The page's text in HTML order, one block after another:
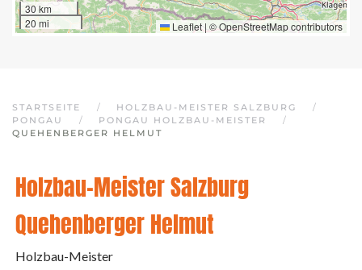
30 km
20 mi
Leaflet | ©OpenStreetMapcontributors
STARTSEITE
HOLZBAU-MEISTER SALZBURG
PONGAU
PONGAU HOLZBAU-MEISTER
QUEHENBERGER HELMUT
Holzbau-Meister Salzburg
Quehenberger Helmut
Holzbau-Meister